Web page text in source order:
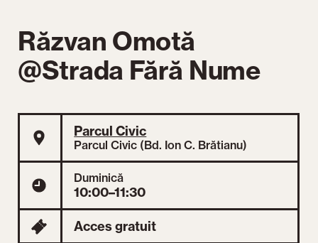
Răzvan Omotă
@Strada Fără Nume
Parcul Civic
Parcul Civic (Bd. Ion C. Brătianu)
Duminică
10:00–11:30
Acces gratuit